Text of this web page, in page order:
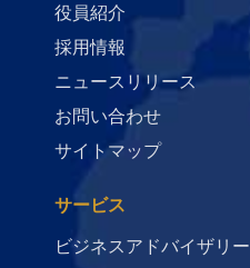
役員紹介
採用情報
ニュースリリース
お問い合わせ
サイトマップ
サービス
ビジネスアドバイザリー